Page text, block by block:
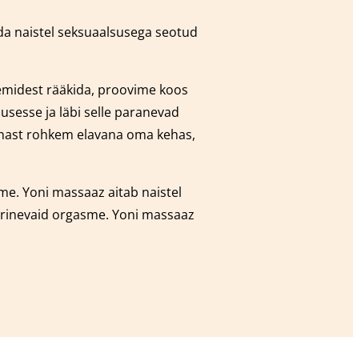
naistel seksuaalsusega seotud
rääkida, proovime koos
ja läbi selle paranevad
rohkem elavana oma kehas,
Yoni massaaz aitab naistel
orgasme. Yoni massaaz